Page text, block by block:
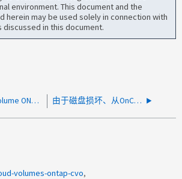
environment. This document and the
herein may be used solely in connection with
in this document.
由于 Cloud Volume ONTAP 权限问题导致聚合创建失败 由于磁盘损坏、从OnCommand 云管理器创建聚合失败
volumes-ontap-cvo